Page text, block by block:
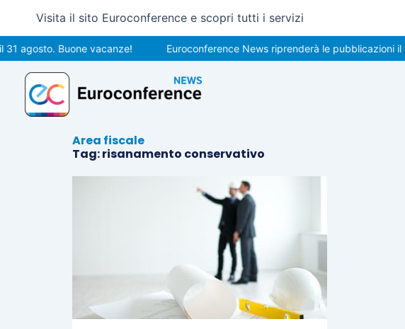
contenuto
Visita il sito Euroconference e scopri tutti i servizi
agosto. Buone vacanze! Euroconference News riprenderà le pubblicazioni il
Area fiscale
Tag: risanamento conservativo